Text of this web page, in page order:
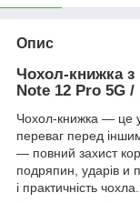
Опис
Чохол-книжка
Note 12 Pro 5G
Чохол-книжка — це
переваг перед
— повний захист
подряпин, ударів и
і практичність